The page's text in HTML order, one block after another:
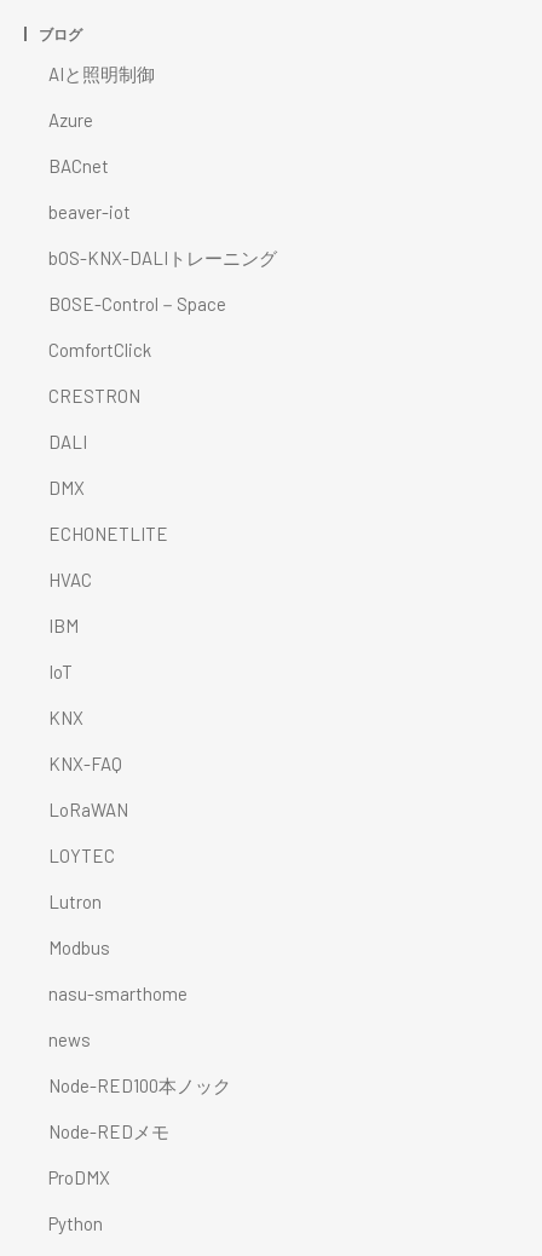
ブログ
AIと照明制御
Azure
BACnet
beaver-iot
bOS-KNX-DALIトレーニング
BOSE-Control－Space
ComfortClick
CRESTRON
DALI
DMX
ECHONETLITE
HVAC
IBM
IoT
KNX
KNX-FAQ
LoRaWAN
LOYTEC
Lutron
Modbus
nasu-smarthome
news
Node-RED100本ノック
Node-REDメモ
ProDMX
Python